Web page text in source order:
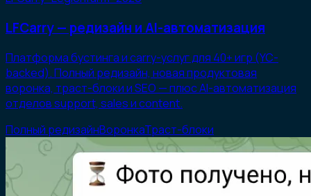
LFCarry — редизайн и AI-автоматизация
Платформа бустинга и carry-услуг для 40+ игр (YC-
backed). Полный редизайн, новая продуктовая
воронка, траст-блоки и SEO — плюс AI-автоматизация
отделов support, sales и content.
Полный редизайнВоронкаТраст-блоки